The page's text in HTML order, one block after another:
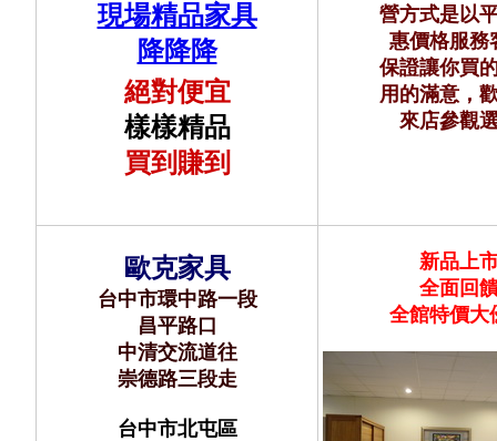
現場精品家具
降降降
絕對便宜
樣樣精品
買到賺到
營方式是以
惠價格服務
保證讓你買
用的滿意，
來店參觀
歐克家具
台中市環中路一段
昌平路口
中清交流道往
崇德路三段走
台中市北屯區
新品上
全面回
全館特價大